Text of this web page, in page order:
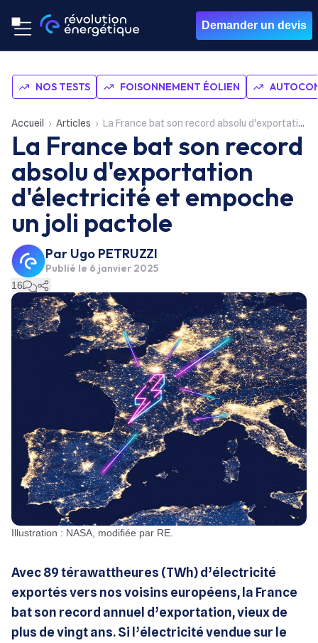
Demander un devis
NOS TESTS FOISONNEMENT ÉOLIEN
Accueil Articles La France bat son record absolu d'exportation d'électricité et empoche un joli pactole
La France bat son record
absolu d'exportation
d'électricité et empoche
un joli pactole
Par Ugo PETRUZZI
Publié le 6 janvier 2025
16
Illustration : NASA, modifiée par RE.
Avec 89 térawattheures (TWh) d’électricité
exportés vers nos voisins européens, la France
bat son record annuel d’exportation, vieux de
plus de vingt ans. Si l’électricité vendue sur le